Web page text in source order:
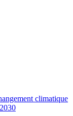
climatique